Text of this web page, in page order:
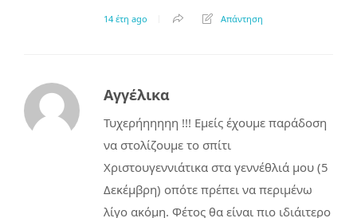
14 έτη ago Απάντηση
Αγγέλικα
Τυχερήηηηηη !!! Εμείς έχουμε παράδοση
να στολίζουμε το σπίτι
Χριστουγεννιάτικα στα γεννέθλιά μου (5
Δεκέμβρη) οπότε πρέπει να περιμένω
λίγο ακόμη. Φέτος θα είναι πιο ιδιάιτερο